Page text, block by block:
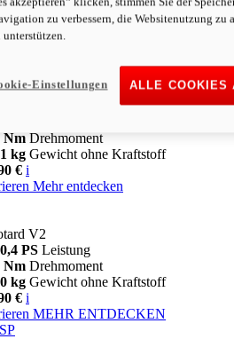
NmDrehmoment
kgGewicht ohne Kraftstoff
€ i
Nm Drehmoment
kg Gewicht ohne Kraftstoff
€ i
Mehr entdecken
V2
PS Leistung
Nm Drehmoment
kg Gewicht ohne Kraftstoff
€ i
MEHR ENTDECKEN
zu verbessern, die Websitenutzung zu
ALLE COOKIES
Einstellungen